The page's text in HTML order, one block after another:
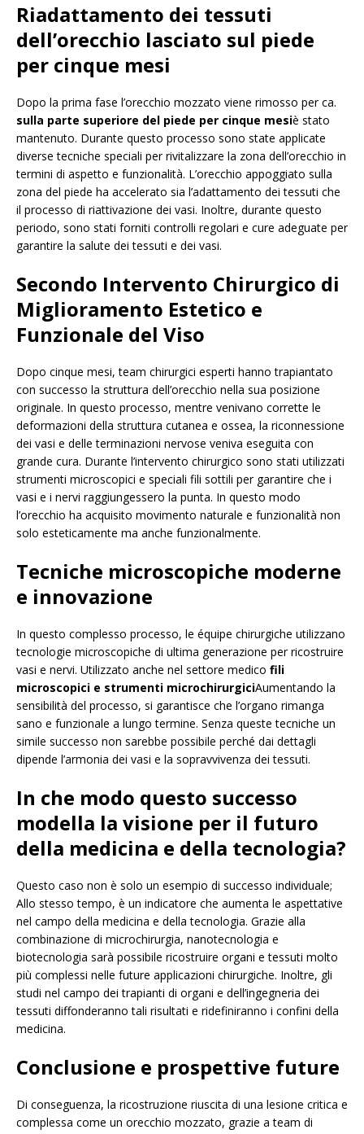
Riadattamento dei tessuti
dell’orecchio lasciato sul piede
per cinque mesi
Dopo la prima fase l’orecchio mozzato viene rimosso per ca.
sulla parte superiore del piede per cinque mesiè stato
mantenuto. Durante questo processo sono state applicate
diverse tecniche speciali per rivitalizzare la zona dell’orecchio in
termini di aspetto e funzionalità. L’orecchio appoggiato sulla
zona del piede ha accelerato sia l’adattamento dei tessuti che
il processo di riattivazione dei vasi. Inoltre, durante questo
periodo, sono stati forniti controlli regolari e cure adeguate per
garantire la salute dei tessuti e dei vasi.
Secondo Intervento Chirurgico di
Miglioramento Estetico e
Funzionale del Viso
Dopo cinque mesi, team chirurgici esperti hanno trapiantato
con successo la struttura dell’orecchio nella sua posizione
originale. In questo processo, mentre venivano corrette le
deformazioni della struttura cutanea e ossea, la riconnessione
dei vasi e delle terminazioni nervose veniva eseguita con
grande cura. Durante l’intervento chirurgico sono stati utilizzati
strumenti microscopici e speciali fili sottili per garantire che i
vasi e i nervi raggiungessero la punta. In questo modo
l’orecchio ha acquisito movimento naturale e funzionalità non
solo esteticamente ma anche funzionalmente.
Tecniche microscopiche moderne
e innovazione
In questo complesso processo, le équipe chirurgiche utilizzano
tecnologie microscopiche di ultima generazione per ricostruire
vasi e nervi. Utilizzato anche nel settore medico fili
microscopici e strumenti microchirurgiciAumentando la
sensibilità del processo, si garantisce che l’organo rimanga
sano e funzionale a lungo termine. Senza queste tecniche un
simile successo non sarebbe possibile perché dai dettagli
dipende l’armonia dei vasi e la sopravvivenza dei tessuti.
In che modo questo successo
modella la visione per il futuro
della medicina e della tecnologia?
Questo caso non è solo un esempio di successo individuale;
Allo stesso tempo, è un indicatore che aumenta le aspettative
nel campo della medicina e della tecnologia. Grazie alla
combinazione di microchirurgia, nanotecnologia e
biotecnologia sarà possibile ricostruire organi e tessuti molto
più complessi nelle future applicazioni chirurgiche. Inoltre, gli
studi nel campo dei trapianti di organi e dell’ingegneria dei
tessuti diffonderanno tali risultati e ridefiniranno i confini della
medicina.
Conclusione e prospettive future
Di conseguenza, la ricostruzione riuscita di una lesione critica e
complessa come un orecchio mozzato, grazie a team di